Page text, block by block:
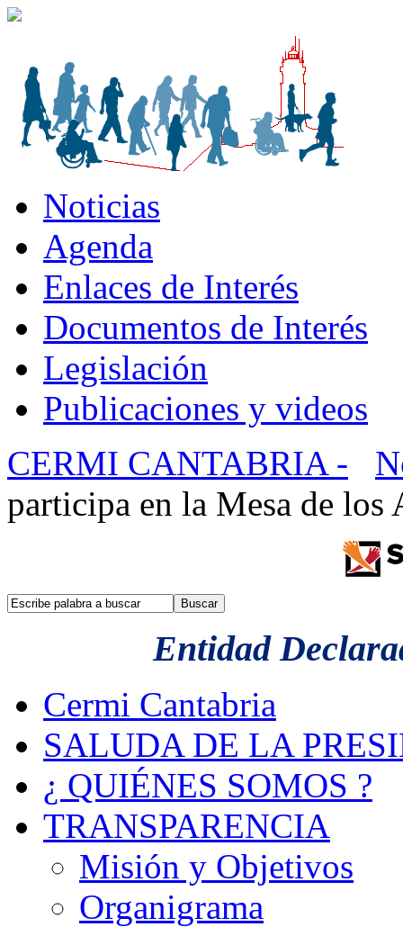
Noticias
Agenda
Enlaces de Interés
Documentos de Interés
Legislación
Publicaciones y videos
CERMI CANTABRIA -
participa en la Mesa de los
Entidad
Cermi Cantabria
SALUDA DE LA
¿ QUIÉNES SOMOS ?
TRANSPARENCIA
Misión y Objetivos
Organigrama